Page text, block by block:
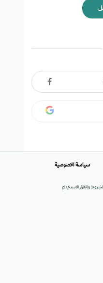
واتفاق الاستخدام
سياسة الخصوصية